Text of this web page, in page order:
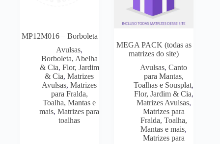
MP12M016 – Borboleta
Avulsas,
Borboleta, Abelha
& Cia, Flor, Jardim
& Cia,Matrizes
Avulsas,Matrizes
para Fralda,
Toalha, Mantas e
mais,Matrizes para
toalhas
MEGA PACK (todas as
matrizes do site)
Avulsas,Canto
para Mantas,
Toalhas e Sousplat,
Flor, Jardim & Cia,
Matrizes Avulsas,
Matrizes para
Fralda, Toalha,
Mantas e mais,
Matrizes para